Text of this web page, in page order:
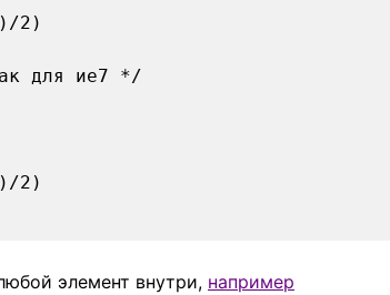
2)
для ие7 */
2)
элемент внутри, например